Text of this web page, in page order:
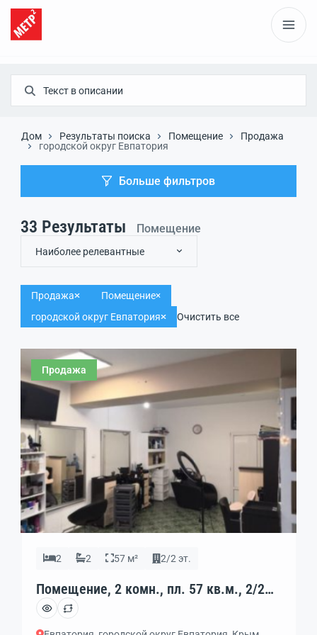
Дом Результаты поиска Помещение
Продажа
городской округ Евпатория
Больше фильтров
33 Результаты Помещение
Наиболее релевантные
Продажа
Помещение
городской округ Евпатория
Очистить все
Продажа
2 2 57 м² 2/2 эт.
Помещение, 2 комн., пл. 57 кв.м., 2/2
эт., код: 324728